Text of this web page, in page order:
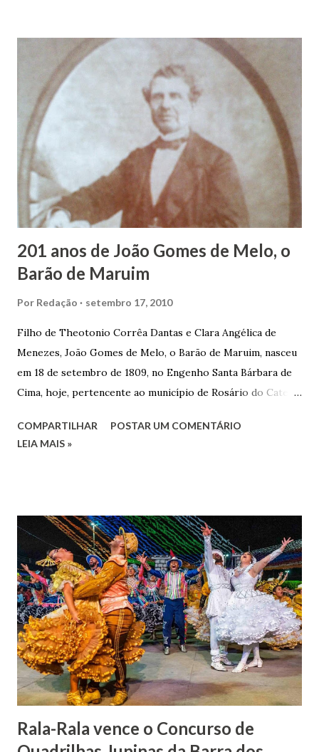
infância pobre, João Vieira não pôde se dedicar aos
estudos, e então passou a colocar o trabalho em primeiro
plano para auxiliar na renda familiar. No comércio foi
garçon, dono de bar, de armarinho e depois de uma
panificação. “Ao contrário de muitos, que renegam suas
raízes e procuram obscurecer seu passado, orgulhava-se
em defender o pão como garçon, tendo incontáveis vezes
que trabalhar copiosamente fora de seu horário normal em
trocas de gorjetas que c...
201 anos de João Gomes de Melo, o
Barão de Maruim
Por Redação setembro 17, 2010
Filho de Theotonio Corrêa Dantas e Clara Angélica de
Menezes, João Gomes de Melo, o Barão de Maruim, nasceu
em 18 de setembro de 1809, no Engenho Santa Bárbara de
Cima, hoje, pertencente ao município de Rosário do Catete.
José de Faro Leitão, porém o casamento acabou com o
indiciamento para apropriar-se da volumosa herança. Em
1862, transferiu-se para o Rio de Janeiro e casou-se com
uma irmã do Visconde de Uruguai. O Barão de Maruim
apresentou uma grande dedicação à atividade agrícola, que
lhe proporcionou uma grande reserva financeira. João
Gomes de Melo mandou construir a Igreja Matriz de Nosso
Senhor Bom Jesus dos Passos, que foi inaugurada em 1862 e
doada ao vigário Pe. José Joaquim de Vasconcelos. A Igreja
Matriz...
COMPARTILHAR
POSTAR UM COMENTÁRIO
LEIA MAIS »
Rala-Rala vence o Concurso de